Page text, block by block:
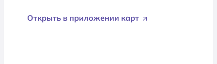
Открыть в приложении карт